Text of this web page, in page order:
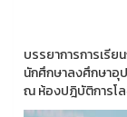
บรรยาการการเรีย
นักศึกษาลงศึกษาอุ
ณ ห้องปฎิบัติการโ